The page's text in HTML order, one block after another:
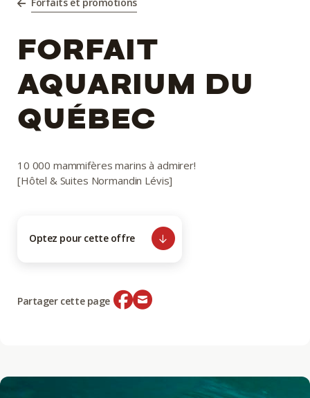
FORFAIT
AQUARIUM DU
QUÉBEC
10 000 mammifères marins à admirer!
[Hôtel & Suites Normandin Lévis]
Optez pour cette offre
Partager cette page